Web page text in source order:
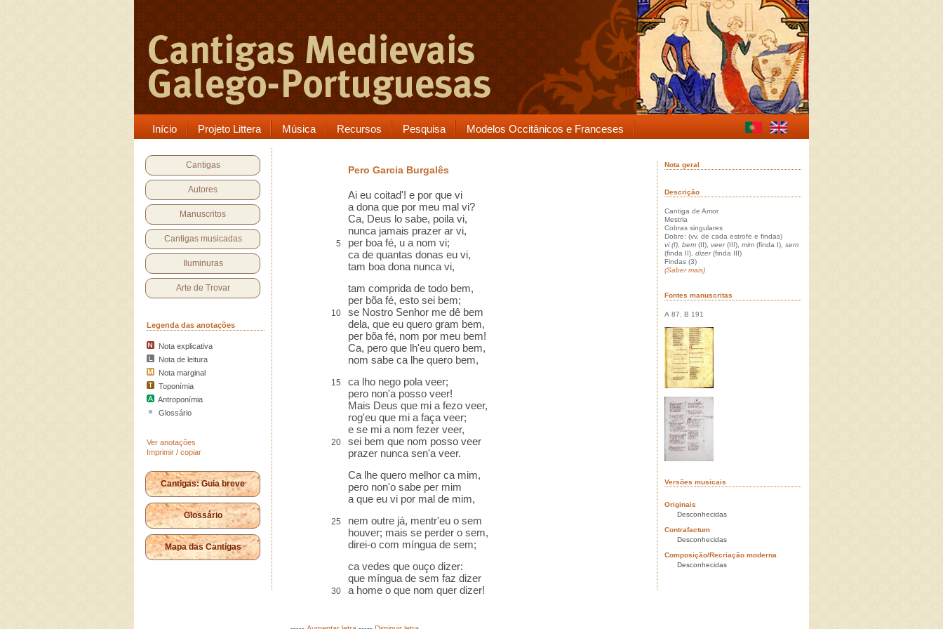
Início Projeto Littera Música Recursos Pesquisa Modelos Occitânicos e Franceses
Cantigas
Autores
Manuscritos
Cantigas musicadas
Iluminuras
Arte de Trovar
Legenda das anotações
Nota explicativa
Nota de leitura
Nota marginal
Toponímia
Antroponímia
Glossário
Ver anotações
Imprimir / copiar
Cantigas: Guia breve
Glossário
Mapa das Cantigas
Pero Garcia Burgalês
Ai eu coitad'! e por que vi
a dona que por meu mal vi?
Ca, Deus lo sabe, poila vi,
nunca jamais prazer ar vi,
5
per boa fé, u a nom vi;
ca de quantas donas eu vi,
tam boa dona nunca vi,
tam comprida de todo bem,
per bõa fé, esto sei bem;
10
se Nostro Senhor me dê bem
dela, que eu quero gram bem,
per bõa fé, nom por meu bem!
Ca, pero que lh'eu quero bem,
nom sabe ca lhe quero bem,
15
ca lho nego pola veer;
pero non'a posso veer!
Mais Deus que mi a fezo veer,
rog'eu que mi a faça veer;
e se mi a nom fezer veer,
20
sei bem que nom posso veer
prazer nunca sen'a veer.
Ca lhe quero melhor ca mim,
pero non'o sabe per mim
a que eu vi por mal de mim,
25
nem outre já, mentr'eu o sem
houver; mais se perder o sem,
direi-o com míngua de sem;
ca vedes que ouço dizer:
que míngua de sem faz dizer
30 a home o que nom quer dizer!
Nota geral
Descrição
Cantiga de Amor
Mestria
Cobras singulares
Dobre: (vv. de cada estrofe e findas)
vi (I) bem (II), veer(III), mim (finda I), sem
(finda II), dizer(finda III)
Findas (3)
(Saber mais)
Fontes manuscritas
A 87, B 191
Versões musicais
Originais
Desconhecidas
Contrafactum
Desconhecidas
Composição/Recriação moderna
Desconhecidas